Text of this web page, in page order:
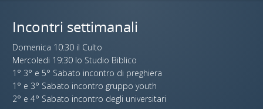
Incontri settimanali
Domenica 10:30 il Culto
Mercoledi 19:30 lo Studio Biblico
1° 3° e 5° Sabato incontro di preghiera
1° e 3° Sabato incontro gruppo youth
2° e 4° Sabato incontro degli universitari